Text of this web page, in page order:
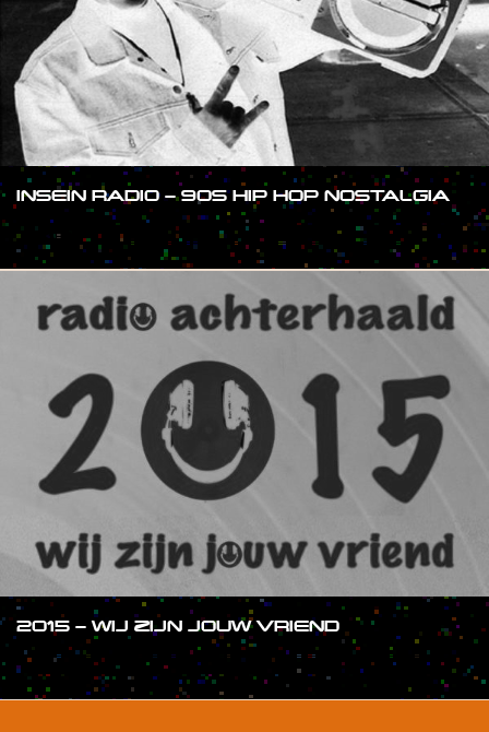
INSEIN RADIO – 90S HIP HOP NOSTALGIA
#SHOW
2015 – WIJ ZIJN JOUW VRIEND
#SHOW